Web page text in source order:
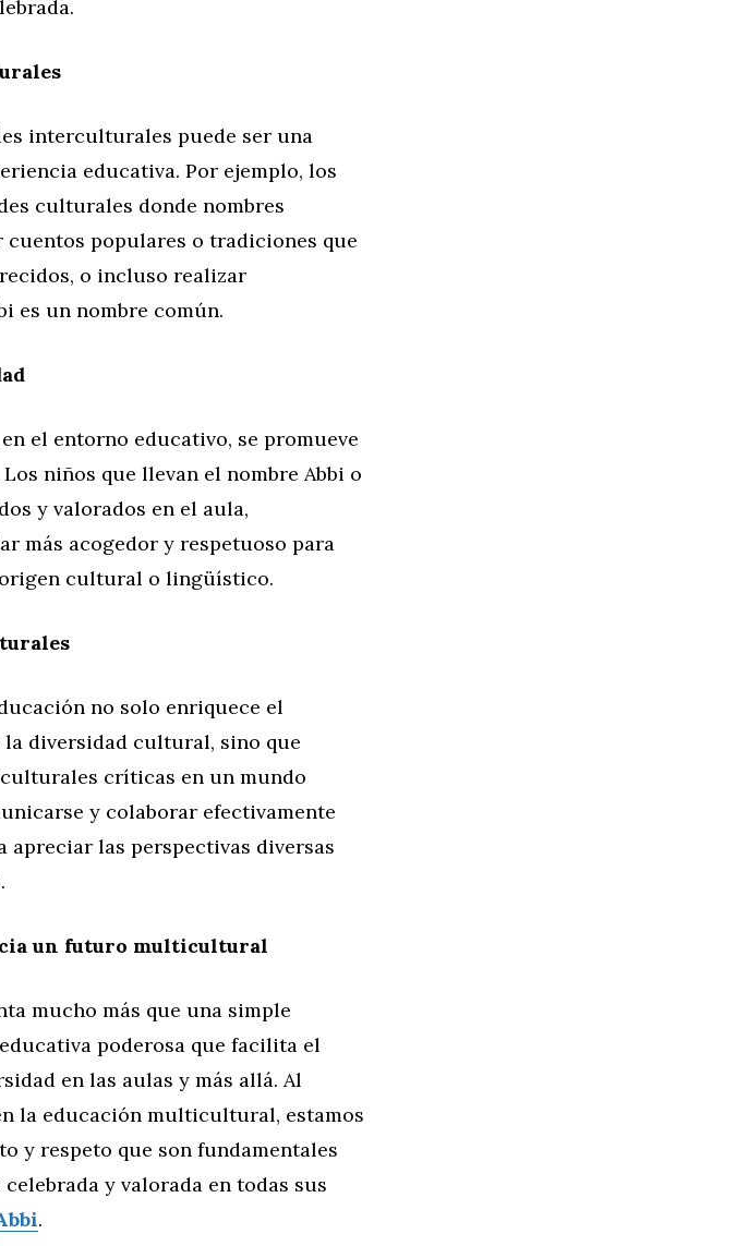
interculturales puede ser una
educativa. Por ejemplo, los
culturales donde nombres
cuentos populares o tradiciones que
o incluso realizar
es un nombre común.
el entorno educativo, se promueve
niños que llevan el nombre Abbi o
y valorados en el aula,
más acogedor y respetuoso para
cultural o lingüístico.
no solo enriquece el
diversidad cultural, sino que
críticas en un mundo
y colaborar efectivamente
apreciar las perspectivas diversas
un futuro multicultural
mucho más que una simple
poderosa que facilita el
en las aulas y más allá. Al
la educación multicultural, estamos
y respeto que son fundamentales
y valorada en todas sus
.